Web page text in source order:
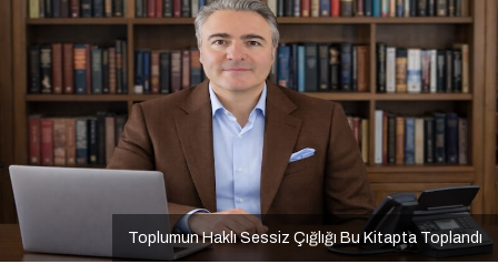
Toplumun Haklı Sessiz Çığlığı Bu Kitapta Toplandı